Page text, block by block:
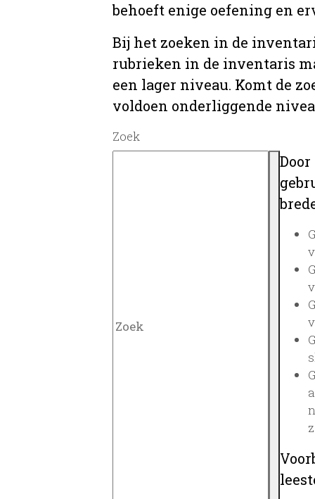
behoeft enige oefening en
Bij het zoeken in de
rubrieken in de inventaris
een lager niveau. Komt de
voldoen onderliggende
Zoek